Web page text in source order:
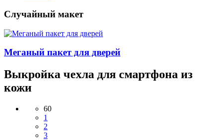
Случайный макет
Меганый пакет для дверей
Выкройка чехла для смартфона из
кожи
60
1
2
3